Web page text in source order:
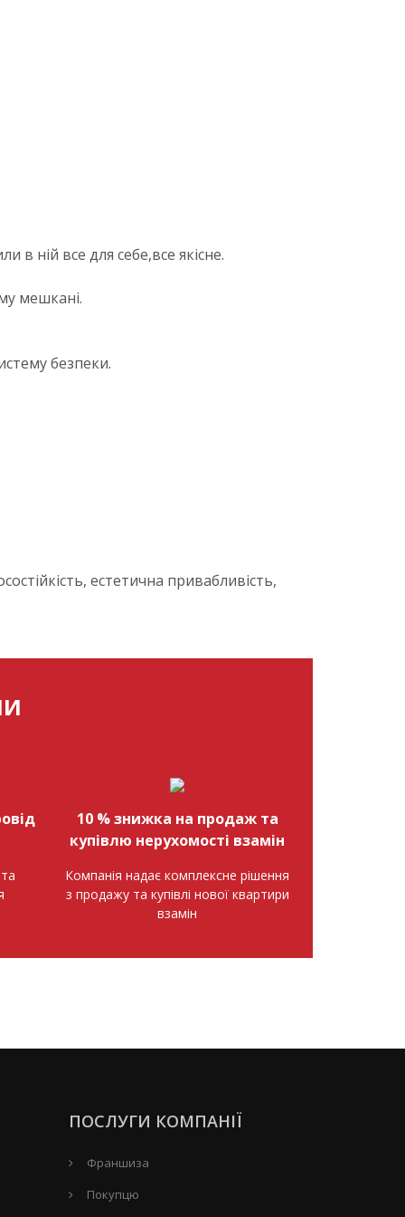
в ній все для себе,все якісне.
мешкані.
безпеки.
естетична привабливість,
10 % знижка на продаж та
купівлю нерухомості взамін
Компанія надає комплексне рішення
з продажу та купівлі нової квартири
взамін
ПОСЛУГИ КОМПАНІЇ
Франшиза
Покупцю